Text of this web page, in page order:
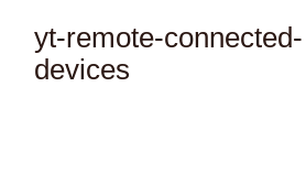
yt-remote-connected-
devices